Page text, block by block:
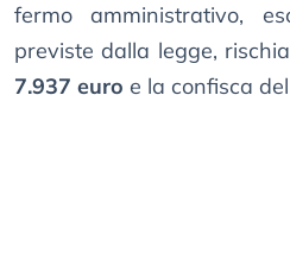
fermo amministrativo,
previste dalla legge,
7.937 euro e la confisca